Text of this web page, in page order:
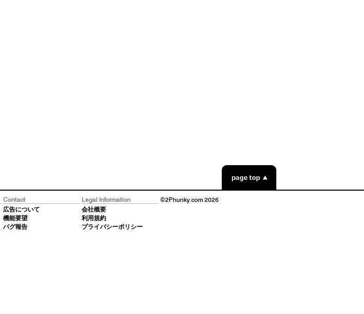
Contact
広告について
機能要望
バグ報告
Legal Information
会社概要
利用規約
プライバシーポリシー
©2Phunky.com 2026